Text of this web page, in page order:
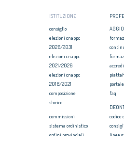
ISTITUZIONE
consiglio
elezioni cnappc
2026/2031
elezioni cnappc
2021/2026
elezioni cnappc
2016/2021
composizione
storico
commissioni
sistema ordinistico
ordini provinciali
faq
codice
linee